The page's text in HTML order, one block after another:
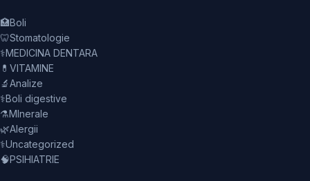
🏥Boli
🦷Stomatologie
⚕️MEDICINA DENTARA
💊 VITAMINE
🔬Analize
⚕️Boli digestive
⚗️MInerale
🌿Alergii
⚕️Uncategorized
🧠PSIHIATRIE